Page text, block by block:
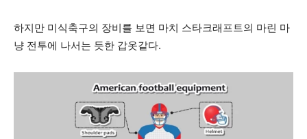
하지만 미식축구의 장비를 보면 마치 스타크래프트의 마린 마
냥 전투에 나서는 듯한 갑옷같다.